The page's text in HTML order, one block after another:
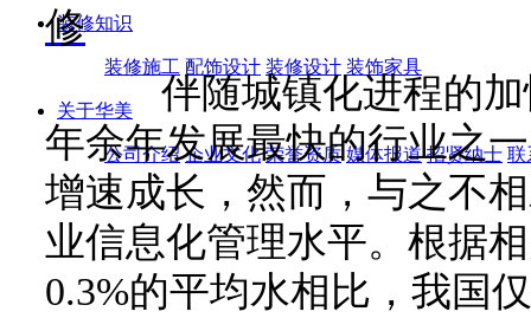
装修知识
装修施工 配饰设计 装修设计 装饰家具
关于华美
公司介绍 企业文化 荣誉资质 媒体报道 招贤纳士 联
修
伴随城镇化进程的加
年余年发展最快的行业之
增速成长，然而，与之不
业信息化管理水平。根据
0.3%的平均水相比，我国